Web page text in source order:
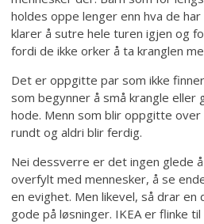
holdes oppe lenger enn hva de
klarer å sutre hele turen igjen og
fordi de ikke orker å ta kranglen
Det er oppgitte par som ikke
som begynner å små krangle eller
hode. Menn som blir oppgitte
rundt og aldri blir ferdig.
Nei dessverre er det ingen glede
overfylt med mennesker, å se
en evighet. Men likevel, så drar
gode på løsninger. IKEA er flinke